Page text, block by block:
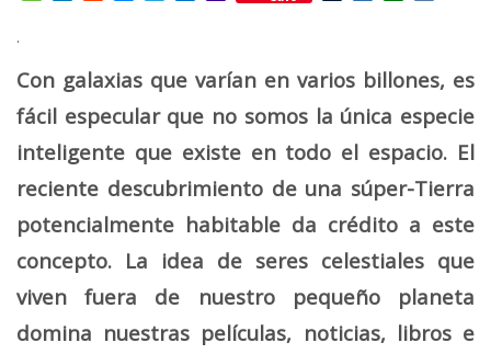
.
Con galaxias que varían en varios billones, es
fácil especular que no somos la única especie
inteligente que existe en todo el espacio. El
reciente descubrimiento de una súper-Tierra
potencialmente habitable da crédito a este
concepto. La idea de seres celestiales que
viven fuera de nuestro pequeño planeta
domina nuestras películas, noticias, libros e